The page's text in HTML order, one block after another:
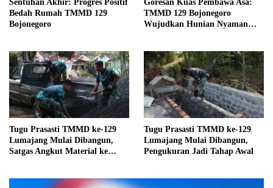
Sentuhan Akhir: Progres Positif
Bedah Rumah TMMD 129
Bojonegoro
Goresan Kuas Pembawa Asa:
TMMD 129 Bojonegoro
Wujudkan Hunian Nyaman
Tugu Prasasti TMMD ke-129
Lumajang Mulai Dibangun,
Satgas Angkut Material ke
Tugu Prasasti TMMD ke-129
Lumajang Mulai Dibangun,
Pengukuran Jadi Tahap Awal